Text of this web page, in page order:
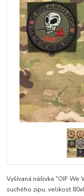
Vyšívaná nášivka "OIF
suchého zipu, velikost